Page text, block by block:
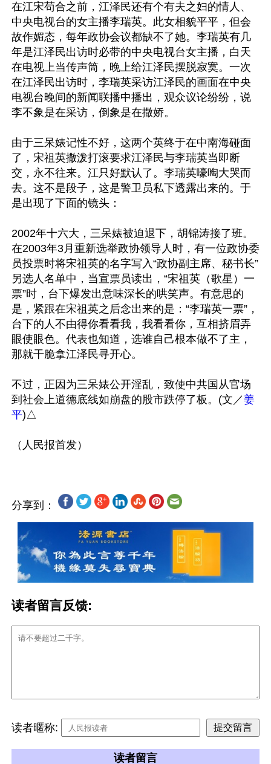
在江宋苟合之前，江泽民还有个有夫之妇的情人、
中央电视台的女主播李瑞英。此女相貌平平，但会
故作媚态，每年政协会议都缺不了她。李瑞英有几
年是江泽民出访时必带的中央电视台女主播，白天
在电视上当传声筒，晚上给江泽民摆脱寂寞。一次
在江泽民出访时，李瑞英采访江泽民的画面在中央
电视台晚间的新闻联播中播出，观众议论纷纷，说
李不象是在采访，倒象是在撒娇。
由于三呆婊记性不好，这两个英终于在中南海碰面
了，宋祖英撒泼打滚要求江泽民与李瑞英当即断
交，永不往来。江只好默认了。李瑞英嚎啕大哭而
去。这不是段子，这是警卫员私下透露出来的。于
是出现了下面的镜头：
2002年十六大，三呆婊被迫退下，胡锦涛接了班。
在2003年3月重新选举政协领导人时，有一位政协委
员投票时将宋祖英的名字写入“政协副主席、秘书长”
另选人名单中，当宣票员读出，“宋祖英（歌星）一
票”时，台下爆发出意味深长的哄笑声。有意思的
是，紧跟在宋祖英之后念出来的是：“李瑞英一票”，
台下的人不由得你看看我，我看看你，互相挤眉弄
眼使眼色。代表也知道，选谁自己根本做不了主，
那就干脆拿江泽民寻开心。
不过，正因为三呆婊公开淫乱，致使中共国从官场
到社会上道德底线如崩盘的股市跌停了板。(文／姜
平)△
分享到：
读者留言反馈:
读者暱称:
读者留言